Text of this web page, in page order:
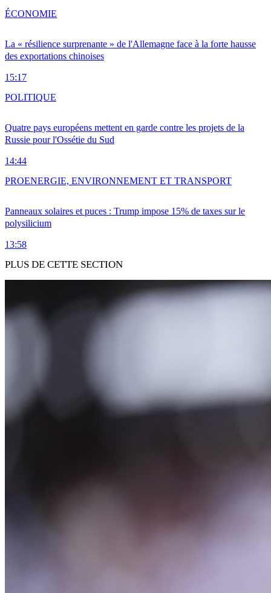
La « résilience surprenante » de l'Allemagne face à la forte hausse
des exportations chinoises
15:17
ÉCONOMIE
Quatre pays européens mettent en garde contre les projets de la
Russie pour l'Ossétie du Sud
14:44
POLITIQUE
Panneaux solaires et puces : Trump impose 15% de taxes sur le
polysilicium
13:58
PROENERGIE, ENVIRONNEMENT ET TRANSPORT
PLUS DE CETTE SECTION